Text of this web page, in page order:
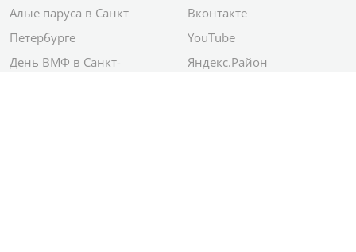
Алые паруса в Санкт
Петербурге
День ВМФ в Санкт-
Вконтакте
YouTube
Яндекс.Район